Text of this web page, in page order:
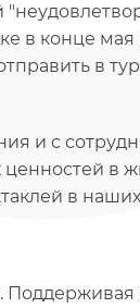
в конце мая
в
и с
в
в наших
Поддерживая